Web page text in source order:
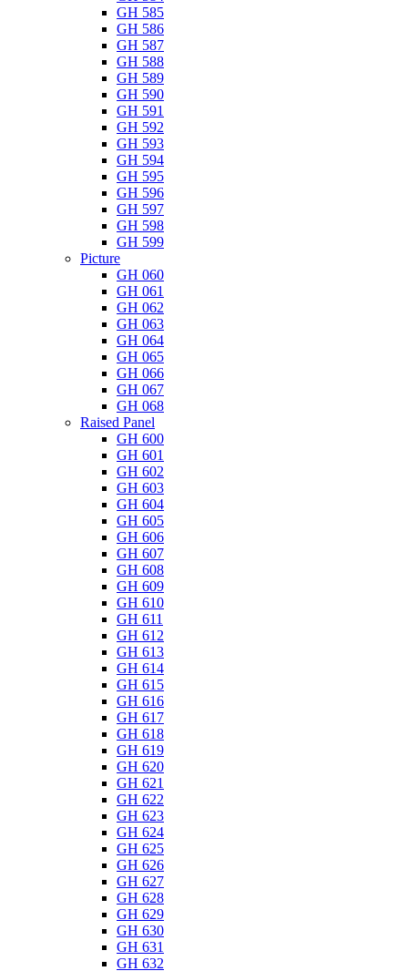
GH 585
GH 586
GH 587
GH 588
GH 589
GH 590
GH 591
GH 592
GH 593
GH 594
GH 595
GH 596
GH 597
GH 598
GH 599
Picture
GH 060
GH 061
GH 062
GH 063
GH 064
GH 065
GH 066
GH 067
GH 068
Raised Panel
GH 600
GH 601
GH 602
GH 603
GH 604
GH 605
GH 606
GH 607
GH 608
GH 609
GH 610
GH 611
GH 612
GH 613
GH 614
GH 615
GH 616
GH 617
GH 618
GH 619
GH 620
GH 621
GH 622
GH 623
GH 624
GH 625
GH 626
GH 627
GH 628
GH 629
GH 630
GH 631
GH 632